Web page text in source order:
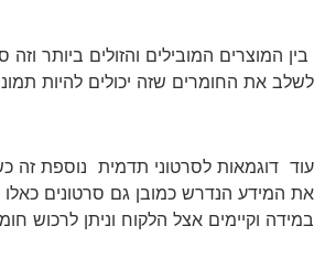
בין המוצרים המובילים והזולים ביותר
לשלב את החומרים שזה יכולים להיות
עוד דוגמאות לסרטוני תדמית נוספת זה
את המידע הנדרש כמובן גם סרטונים כאלו
במידה וקיימים אצל הלקוח וניתן לרכוש